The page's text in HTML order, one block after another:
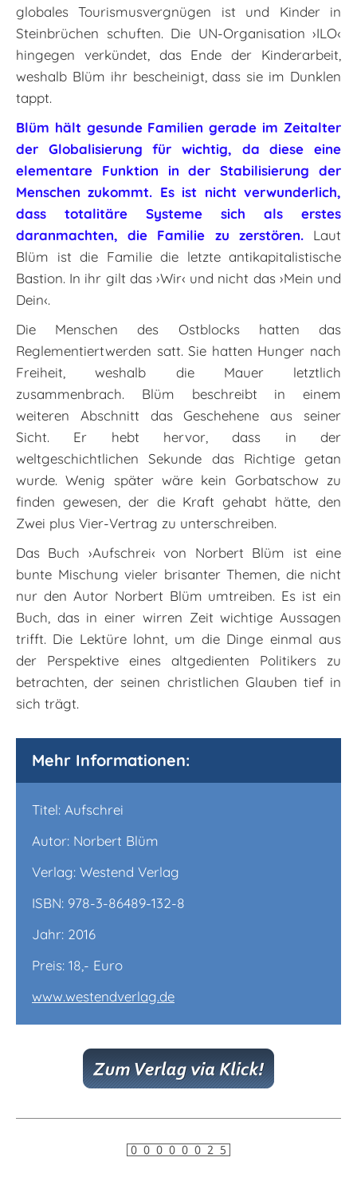
globales Tourismusvergnügen ist und Kinder in
Steinbrüchen schuften. Die UN-Organisation ›ILO‹
hingegen verkündet, das Ende der Kinderarbeit,
weshalb Blüm ihr bescheinigt, dass sie im Dunklen
tappt.
Blüm hält gesunde Familien gerade im Zeitalter
der Globalisierung für wichtig, da diese eine
elementare Funktion in der Stabilisierung der
Menschen zukommt. Es ist nicht verwunderlich,
dass totalitäre Systeme sich als erstes
daranmachten, die Familie zu zerstören. Laut
Blüm ist die Familie die letzte antikapitalistische
Bastion. In ihr gilt das ›Wir‹ und nicht das ›Mein und
Dein‹.
Die Menschen des Ostblocks hatten das
Reglementiertwerden satt. Sie hatten Hunger nach
Freiheit, weshalb die Mauer letztlich
zusammenbrach. Blüm beschreibt in einem
weiteren Abschnitt das Geschehene aus seiner
Sicht. Er hebt hervor, dass in der
weltgeschichtlichen Sekunde das Richtige getan
wurde. Wenig später wäre kein Gorbatschow zu
finden gewesen, der die Kraft gehabt hätte, den
Zwei plus Vier-Vertrag zu unterschreiben.
Das Buch ›Aufschrei‹ von Norbert Blüm ist eine
bunte Mischung vieler brisanter Themen, die nicht
nur den Autor Norbert Blüm umtreiben. Es ist ein
Buch, das in einer wirren Zeit wichtige Aussagen
trifft. Die Lektüre lohnt, um die Dinge einmal aus
der Perspektive eines altgedienten Politikers zu
betrachten, der seinen christlichen Glauben tief in
sich trägt.
Mehr Informationen:
Titel: Aufschrei
Autor: Norbert Blüm
Verlag: Westend Verlag
ISBN: 978-3-86489-132-8
Jahr: 2016
Preis: 18,- Euro
www.westendverlag.de